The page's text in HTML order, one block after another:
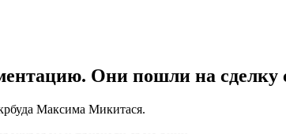
Они пошли на сделку
Максима Микитася.